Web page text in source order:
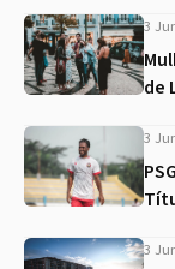
3
de
3
3